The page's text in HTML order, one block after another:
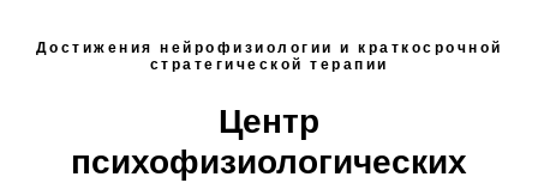
Достижения нейрофизиологии и краткосрочной
стратегической терапии
Центр
психофизиологических